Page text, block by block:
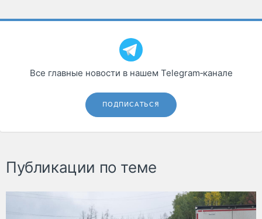
Все главные новости в нашем Telegram‑канале
ПОДПИСАТЬСЯ
Публикации по теме